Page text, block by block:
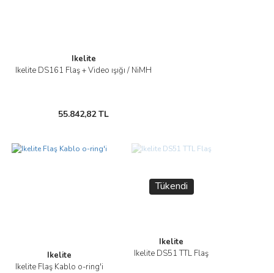
Ikelite
Ikelite DS161 Flaş + Video ışığı / NiMH
55.842,82 TL
Ikelite
Ikelite Flaş Kablo o-ring'i
Tükendi
Ikelite
Ikelite DS51 TTL Flaş